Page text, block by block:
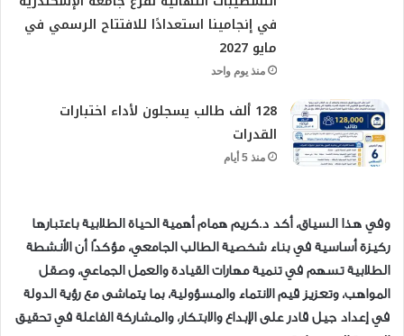
في إنجامينا استعدادًا للافتتاح الرسمي في
مايو 2027
منذ يوم واحد
128 ألف طالب يسجلون لأداء اختبارات
القدرات
منذ 5 أيام
وفي هذا السياق، أكد د.كريم همام أهمية الحياة الطلابية باعتبارها
ركيزة أساسية في بناء شخصية الطالب الجامعي، مؤكدًا أن الأنشطة
الطلابية تسهم في تنمية مهارات القيادة والعمل الجماعي، وصقل
المواهب، وتعزيز قيم الانتماء والمسؤولية، بما يتماشى مع رؤية الدولة
في إعداد جيل قادر على الإبداع والابتكار، والمشاركة الفاعلة في تحقيق